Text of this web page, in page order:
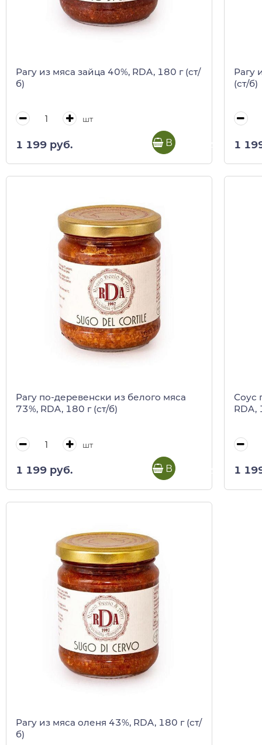
Рагу из мяса зайца 40%, RDA, 180 г (ст/
б)
шт
1 199 руб. В корзину
Рагу
(ст/б)
1
Рагу по-деревенски из белого мяса
73%, RDA, 180 г (ст/б)
шт
1 199 руб. В корзину
Соус
RDA,
1
Рагу из мяса оленя 43%, RDA, 180 г (ст/
б)